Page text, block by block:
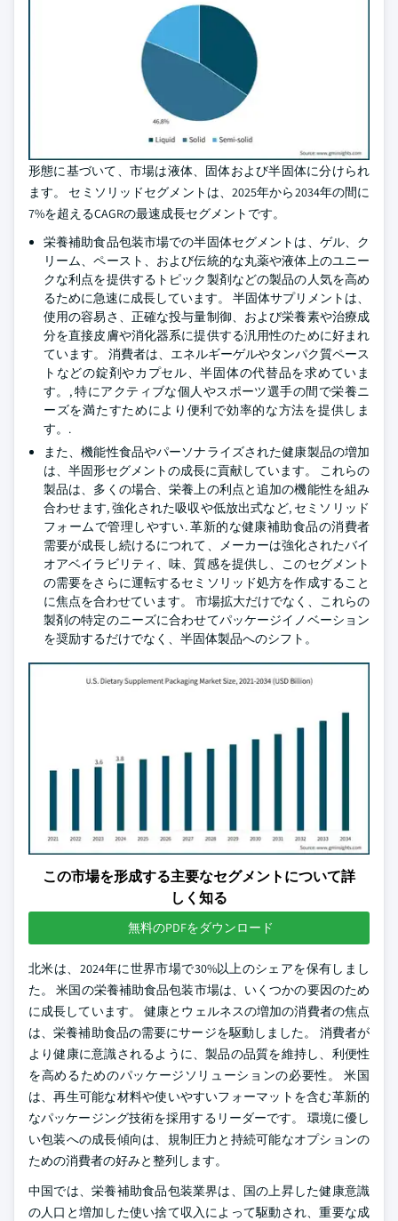
形態に基づいて、市場は液体、固体および半固体に分けられ
ます。 セミソリッドセグメントは、2025年から2034年の間に
7%を超えるCAGRの最速成長セグメントです。
栄養補助食品包装市場での半固体セグメントは、ゲル、ク
リーム、ペースト、および伝統的な丸薬や液体上のユニー
クな利点を提供するトピック製剤などの製品の人気を高め
るために急速に成長しています。 半固体サプリメントは、
使用の容易さ、正確な投与量制御、および栄養素や治療成
分を直接皮膚や消化器系に提供する汎用性のために好まれ
ています。 消費者は、エネルギーゲルやタンパク質ペース
トなどの錠剤やカプセル、半固体の代替品を求めていま
す。, 特にアクティブな個人やスポーツ選手の間で栄養ニ
ーズを満たすためにより便利で効率的な方法を提供しま
す。.
また、機能性食品やパーソナライズされた健康製品の増加
は、半固形セグメントの成長に貢献しています。 これらの
製品は、多くの場合、栄養上の利点と追加の機能性を組み
合わせます, 強化された吸収や低放出式など, セミソリッド
フォームで管理しやすい. 革新的な健康補助食品の消費者
需要が成長し続けるにつれて、メーカーは強化されたバイ
オアベイラビリティ、味、質感を提供し、このセグメント
の需要をさらに運転するセミソリッド処方を作成すること
に焦点を合わせています。 市場拡大だけでなく、これらの
製剤の特定のニーズに合わせてパッケージイノベーション
を奨励するだけでなく、半固体製品へのシフト。
この市場を形成する主要なセグメントについて詳
しく知る
無料のPDFをダウンロード
北米は、2024年に世界市場で30%以上のシェアを保有しまし
た。 米国の栄養補助食品包装市場は、いくつかの要因のため
に成長しています。 健康とウェルネスの増加の消費者の焦点
は、栄養補助食品の需要にサージを駆動しました。 消費者が
より健康に意識されるように、製品の品質を維持し、利便性
を高めるためのパッケージソリューションの必要性。 米国
は、再生可能な材料や使いやすいフォーマットを含む革新的
なパッケージング技術を採用するリーダーです。 環境に優し
い包装への成長傾向は、規制圧力と持続可能なオプションの
ための消費者の好みと整列します。
中国では、栄養補助食品包装業界は、国の上昇した健康意識
の人口と増加した使い捨て収入によって駆動され、重要な成